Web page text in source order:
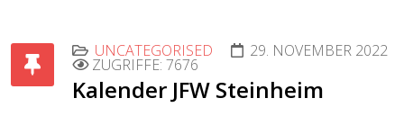
UNCATEGORISED 29. NOVEMBER 2022
ZUGRIFFE: 7676
Kalender JFW Steinheim